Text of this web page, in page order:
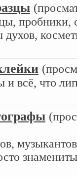
пробники,
и всё, что